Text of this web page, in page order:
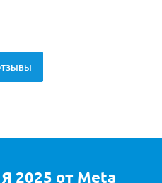
от Meta